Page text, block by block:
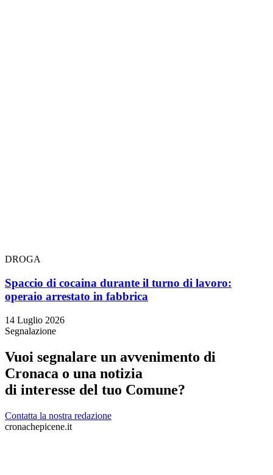
DROGA
Spaccio di cocaina durante il turno di lavoro:
operaio arrestato in fabbrica
14 Luglio 2026
Segnalazione
Vuoi segnalare un avvenimento di
Cronaca o una notizia
di interesse del tuo Comune?
Contatta la nostra redazione
cronachepicene.it